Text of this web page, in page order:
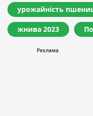
урожайність
жнива 2023